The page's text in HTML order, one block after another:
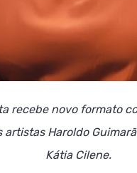
recebe novo formato
Haroldo
Kátia Cilene.